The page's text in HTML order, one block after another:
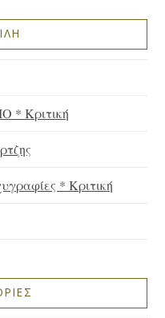
* Κριτική
* Κριτική